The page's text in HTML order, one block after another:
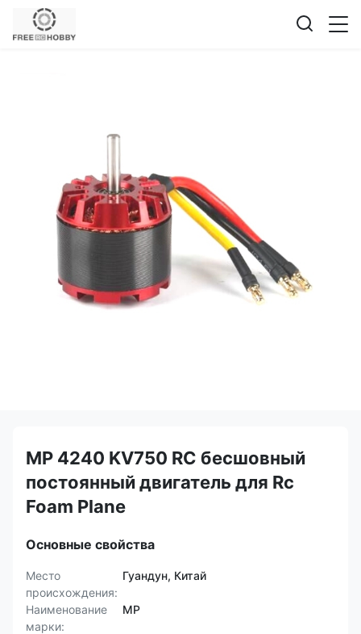
MP 4240 KV750 RC бесшовный
постоянный двигатель для Rc
Foam Plane
Основные свойства
Место
происхождения:
Гуандун, Китай
Наименование
марки:
MP